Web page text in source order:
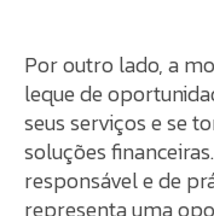
Por outro lado, a
leque de
seus serviços e se
soluções
responsável e de
representa uma